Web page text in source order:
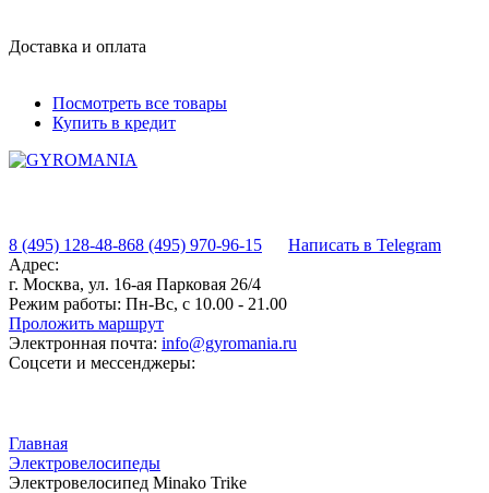
Доставка и оплата
Посмотреть все товары
Купить в кредит
8 (495) 128-48-868 (495) 970-96-15
Написать в Telegram
Адрес:
г. Москва, ул. 16-ая Парковая 26/4
Режим работы: Пн-Вс, с 10.00 - 21.00
Проложить маршрут
Электронная почта: info@gyromania.ru
Соцсети и мессенджеры:
Главная
Электровелосипеды
Электровелосипед Minako Trike